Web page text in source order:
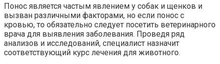
Понос является частым явлением у собак и щенков и
вызван различными факторами, но если понос с
кровью, то обязательно следует посетить ветеринарного
врача для выявления заболевания. Проведя ряд
анализов и исследований, специалист назначит
соответствующий курс лечения для животного.